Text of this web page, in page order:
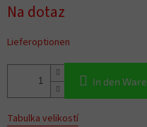
Na dotaz
Lieferoptionen
In den
Tabulka velikostí